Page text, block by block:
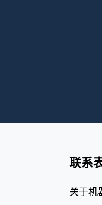
联系
关于机